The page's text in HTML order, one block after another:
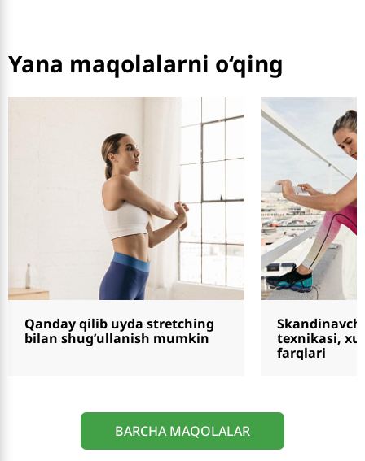
Yana maqolalarni o‘qing
Qanday qilib uyda stretching
bilan shug’ullanish mumkin
texnikasi,
farqlari
BARCHA MAQOLALAR